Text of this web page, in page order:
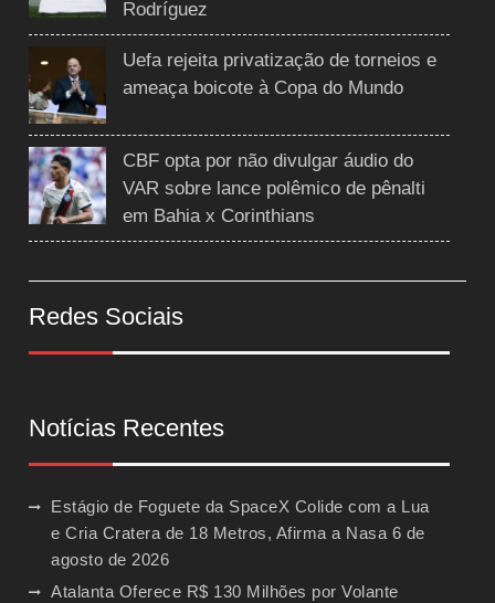
Rodríguez
Uefa rejeita privatização de torneios e
ameaça boicote à Copa do Mundo
CBF opta por não divulgar áudio do
VAR sobre lance polêmico de pênalti
em Bahia x Corinthians
Redes Sociais
Notícias Recentes
Estágio de Foguete da SpaceX Colide com a Lua
e Cria Cratera de 18 Metros, Afirma a Nasa 6 de
agosto de 2026
Atalanta Oferece R$ 130 Milhões por Volante